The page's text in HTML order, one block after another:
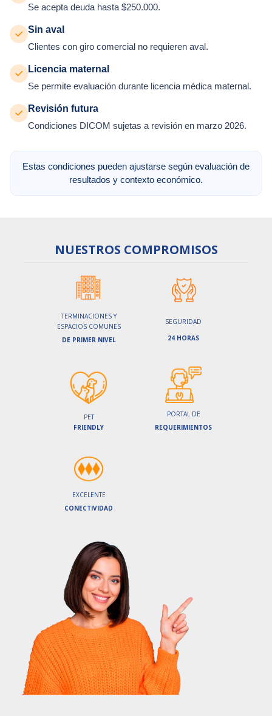
Se acepta deuda hasta $250.000.
Sin aval
Clientes con giro comercial no requieren aval.
Licencia maternal
Se permite evaluación durante licencia médica maternal.
Revisión futura
Condiciones DICOM sujetas a revisión en marzo 2026.
Estas condiciones pueden ajustarse según evaluación de
resultados y contexto económico.
NUESTROS COMPROMISOS
TERMINACIONES Y
ESPACIOS COMUNES
DE PRIMER NIVEL
SEGURIDAD
24 HORAS
PET
FRIENDLY
PORTAL DE
REQUERIMIENTOS
EXCELENTE
CONECTIVIDAD